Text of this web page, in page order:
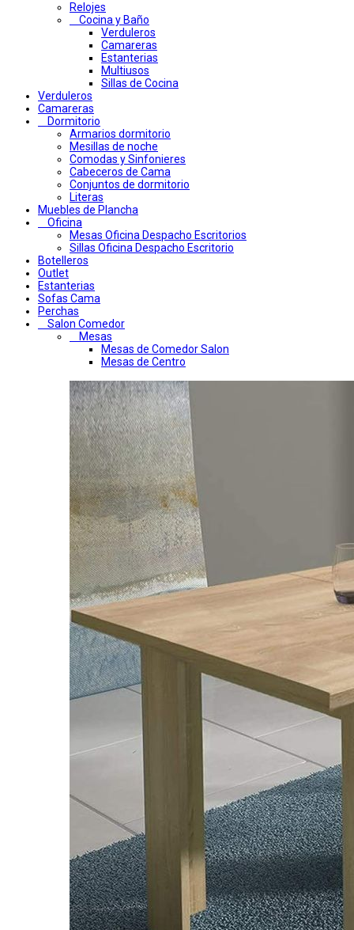
Relojes
Cocina y Baño
Verduleros
Camareras
Estanterias
Multiusos
Sillas de Cocina
Verduleros
Camareras
Dormitorio
Armarios dormitorio
Mesillas de noche
Comodas y Sinfonieres
Cabeceros de Cama
Conjuntos de dormitorio
Literas
Muebles de Plancha
Oficina
Mesas Oficina Despacho Escritorios
Sillas Oficina Despacho Escritorio
Botelleros
Outlet
Estanterias
Sofas Cama
Perchas
Salon Comedor
Mesas
Mesas de Comedor Salon
Mesas de Centro